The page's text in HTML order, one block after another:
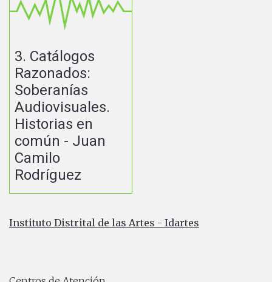
3. Catálogos
Razonados:
Soberanías
Audiovisuales.
Historias en
común - Juan
Camilo
Rodríguez
Instituto Distrital de las Artes - Idartes